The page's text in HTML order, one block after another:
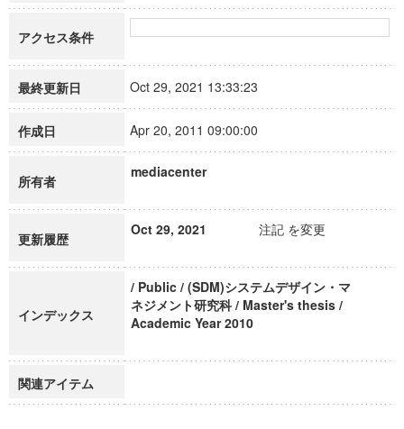
アクセス条件
最終更新日 Oct 29, 2021 13:33:23
作成日 Apr 20, 2011 09:00:00
所有者
mediacenter
更新履歴
Oct 29, 2021 注記 を変更
インデックス
/ Public / (SDM)システムデザイン・マ
ネジメント研究科 / Master's thesis /
Academic Year 2010
関連アイテム